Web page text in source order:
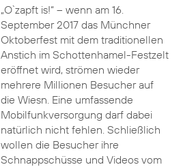
„O`zapft is!“ – wenn am 16.
September 2017 das Münchner
Oktoberfest mit dem traditionellen
Anstich im Schottenhamel-Festzelt
eröffnet wird, strömen wieder
mehrere Millionen Besucher auf
die Wiesn. Eine umfassende
Mobilfunkversorgung darf dabei
natürlich nicht fehlen. Schließlich
wollen die Besucher ihre
Schnappschüsse und Videos vom